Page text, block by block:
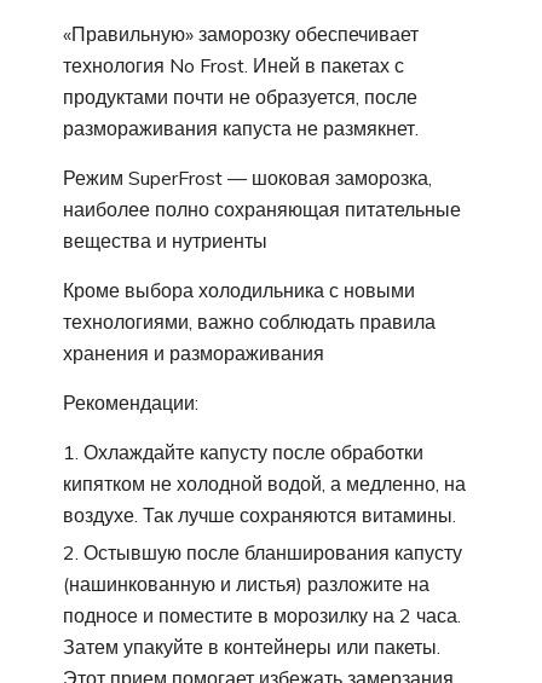
«Правильную» заморозку обеспечивает
технология No Frost. Иней в пакетах с
продуктами почти не образуется, после
размораживания капуста не размякнет.
Режим SuperFrost — шоковая заморозка,
наиболее полно сохраняющая питательные
вещества и нутриенты
Кроме выбора холодильника с новыми
технологиями, важно соблюдать правила
хранения и размораживания
Рекомендации:
Охлаждайте капусту после обработки
кипятком не холодной водой, а медленно, на
воздухе. Так лучше сохраняются витамины.
Остывшую после бланширования капусту
(нашинкованную и листья) разложите на
подносе и поместите в морозилку на 2 часа.
Затем упакуйте в контейнеры или пакеты.
Этот прием помогает избежать замерзания